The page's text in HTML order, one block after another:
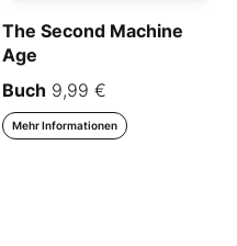
The Second Machine
Age
Buch 9,99 €
Mehr Informationen